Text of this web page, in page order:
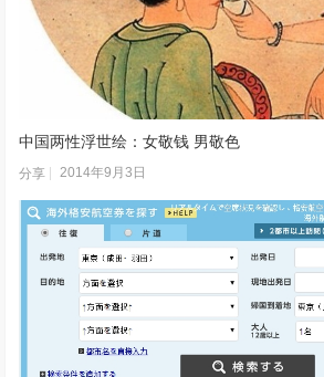
中国两性浮世绘：女敬钱 男敬色
分享 2014年9月3日